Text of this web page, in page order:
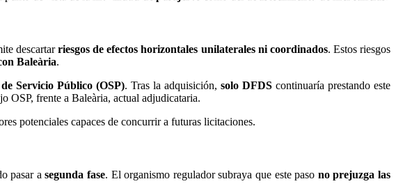
descartarriesgos de efectos horizontales unilaterales ni coordinados. Estos riesgos
Baleària.
Servicio Público (OSP). Tras la adquisición,solo DFDS continuaría prestando este
OSP, frente a Baleària, actual adjudicataria.
potenciales capaces de concurrir a futuras licitaciones.
pasar asegunda fase. El organismo regulador subraya que este paso no prejuzga las